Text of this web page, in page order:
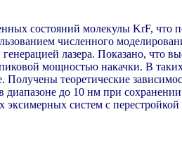
состояний молекулы KrF, что
численного
лазера. Показано, что
мощностью накачки. В
Получены теоретические
до 10 нм при
эксимерных систем с